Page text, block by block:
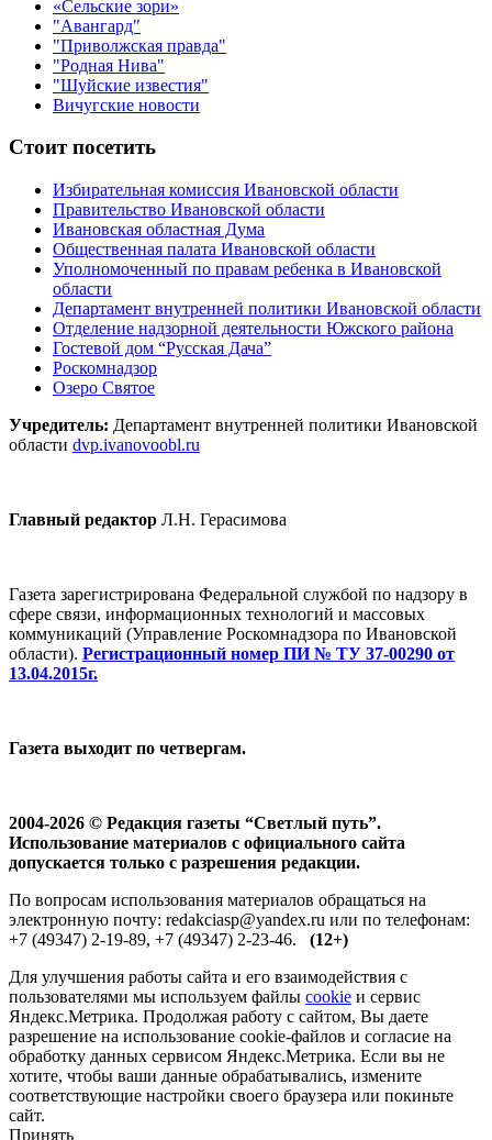
«Сельские зори»
"Авангард"
"Приволжская правда"
"Родная Нива"
"Шуйские известия"
Вичугские новости
Стоит посетить
Избирательная комиссия Ивановской области
Правительство Ивановской области
Ивановская областная Дума
Общественная палата Ивановской области
Уполномоченный по правам ребенка в Ивановской
области
Департамент внутренней политики Ивановской области
Отделение надзорной деятельности Южского района
Гостевой дом “Русская Дача”
Роскомнадзор
Озеро Святое
Учредитель: Департамент внутренней политики Ивановской
области dvp.ivanovoobl.ru
Главный редактор Л.Н. Герасимова
Газета зарегистрирована Федеральной службой по надзору в
сфере связи, информационных технологий и массовых
коммуникаций (Управление Роскомнадзора по Ивановской
области). Регистрационный номер ПИ № ТУ 37-00290 от
13.04.2015г.
Газета выходит по четвергам.
2004-2026 © Редакция газеты “Светлый путь”.
Использование материалов с официального сайта
допускается только с разрешения редакции.
По вопросам использования материалов обращаться на
электронную почту: redakciasp@yandex.ru или по телефонам:
+7 (49347) 2-19-89, +7 (49347) 2-23-46. (12+)
Для улучшения работы сайта и его взаимодействия с
пользователями мы используем файлы cookie и сервис
Яндекс.Метрика. Продолжая работу с сайтом, Вы даете
разрешение на использование cookie-файлов и согласие на
обработку данных сервисом Яндекс.Метрика. Если вы не
хотите, чтобы ваши данные обрабатывались, измените
соответствующие настройки своего браузера или покиньте
сайт.
Принять